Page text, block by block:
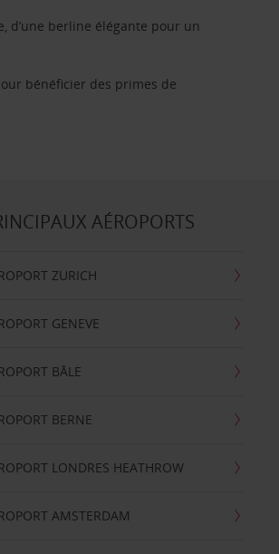
d’une berline élégante pour un
bénéficier des primes de
AÉROPORTS
ZURICH
GENEVE
BÂLE
BERNE
LONDRES HEATHROW
AMSTERDAM